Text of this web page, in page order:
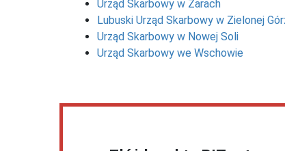
Urząd Skarbowy w Żarach
Lubuski Urząd Skarbowy w Zielonej
Urząd Skarbowy w Nowej Soli
Urząd Skarbowy we Wschowie